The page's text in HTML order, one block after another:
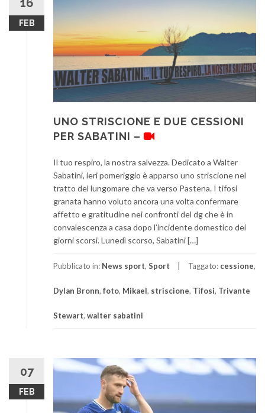
FEB
UNO STRISCIONE E DUE CESSIONI
PER SABATINI –
Il tuo respiro, la nostra salvezza. Dedicato a Walter
Sabatini, ieri pomeriggio è apparso uno striscione nel
tratto del lungomare che va verso Pastena. I tifosi
granata hanno voluto ancora una volta confermare
affetto e gratitudine nei confronti del dg che è in
convalescenza a casa dopo l’incidente domestico dei
giorni scorsi. Lunedì scorso, Sabatini […]
Pubblicato in: News sport, Sport Taggato: cessione,
Dylan Bronn, foto, Mikael, striscione, Tifosi, Trivante
Stewart, walter sabatini
07
FEB